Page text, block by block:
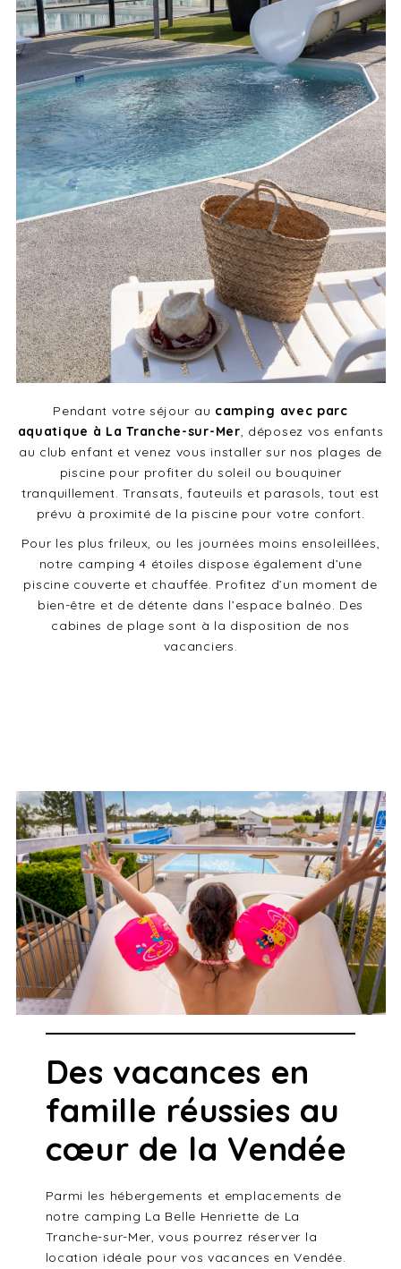
Pendant votre séjour au camping avec parc
aquatique à La Tranche-sur-Mer, déposez vos enfants
au club enfant et venez vous installer sur nos plages de
piscine pour profiter du soleil ou bouquiner
tranquillement. Transats, fauteuils et parasols, tout est
prévu à proximité de la piscine pour votre confort.
Pour les plus frileux, ou les journées moins ensoleillées,
notre camping 4 étoiles dispose également d’une
piscine couverte et chauffée. Profitez d’un moment de
bien-être et de détente dans l’espace balnéo. Des
cabines de plage sont à la disposition de nos
vacanciers.
Des vacances en
famille réussies au
cœur de la Vendée
Parmi les hébergements et emplacements de
notre camping La Belle Henriette de La
Tranche-sur-Mer, vous pourrez réserver la
location idéale pour vos vacances en Vendée.